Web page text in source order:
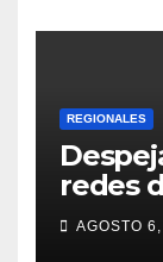
REGIONALES
redes
AGOSTO